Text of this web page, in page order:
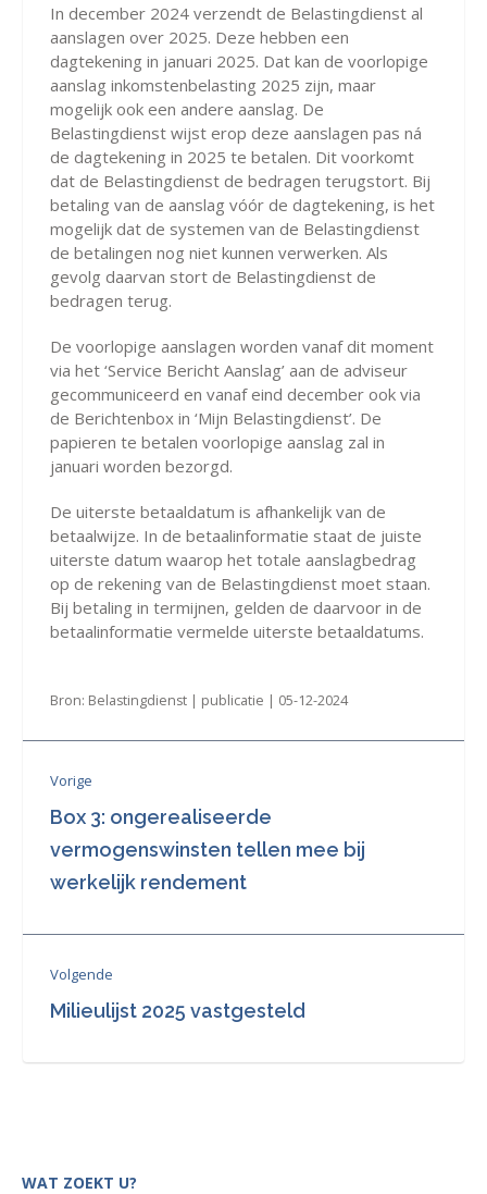
In december 2024 verzendt de Belastingdienst al
aanslagen over 2025. Deze hebben een
dagtekening in januari 2025. Dat kan de voorlopige
aanslag inkomstenbelasting 2025 zijn, maar
mogelijk ook een andere aanslag. De
Belastingdienst wijst erop deze aanslagen pas ná
de dagtekening in 2025 te betalen. Dit voorkomt
dat de Belastingdienst de bedragen terugstort. Bij
betaling van de aanslag vóór de dagtekening, is het
mogelijk dat de systemen van de Belastingdienst
de betalingen nog niet kunnen verwerken. Als
gevolg daarvan stort de Belastingdienst de
bedragen terug.
De voorlopige aanslagen worden vanaf dit moment
via het ‘Service Bericht Aanslag’ aan de adviseur
gecommuniceerd en vanaf eind december ook via
de Berichtenbox in ‘Mijn Belastingdienst’. De
papieren te betalen voorlopige aanslag zal in
januari worden bezorgd.
De uiterste betaaldatum is afhankelijk van de
betaalwijze. In de betaalinformatie staat de juiste
uiterste datum waarop het totale aanslagbedrag
op de rekening van de Belastingdienst moet staan.
Bij betaling in termijnen, gelden de daarvoor in de
betaalinformatie vermelde uiterste betaaldatums.
Bron: Belastingdienst | publicatie | 05-12-2024
Vorige
Box 3: ongerealiseerde
vermogenswinsten tellen mee bij
werkelijk rendement
Volgende
Milieulijst 2025 vastgesteld
WAT ZOEKT U?